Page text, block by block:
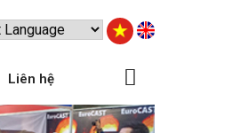
Liên hệ